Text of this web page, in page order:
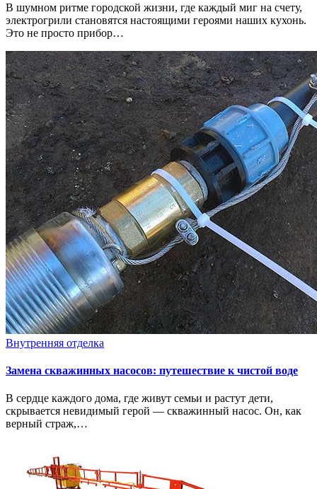
В шумном ритме городской жизни, где каждый миг на счету,
электрогрили становятся настоящими героями наших кухонь.
Это не просто прибор…
Внутренняя отделка
Замена скважинных насосов: путешествие к чистой воде
В сердце каждого дома, где живут семьи и растут дети,
скрывается невидимый герой — скважинный насос. Он, как
верный страж,…